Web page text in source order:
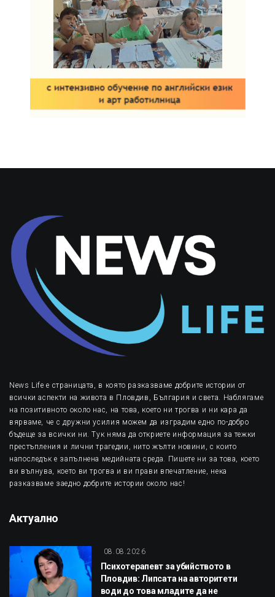
News Life е страницата, в която разказваме добрите истории от
всички аспекти на живота в Пловдив, България и света. Наблягаме
на позитивното около нас, на това, което ни трогва и ни кара да
вярваме, че с дружни усилия можем да изградим едно по-добро
бъдеще за всички ни. Тук няма да откриете информация за тежки
престъпления и лични трагедии, нито жълти новини, с които
напоследък е запълнена медийната среда. Пишете ни за това, което
ви вълнува, което ви трогва и ви прави впечатление, нека
разказваме заедно добрите истории около нас!
Актуално
08.08.2026
Психотерапевт за убийството в
Пловдив: Липсата на авторитети
води до това младите да не